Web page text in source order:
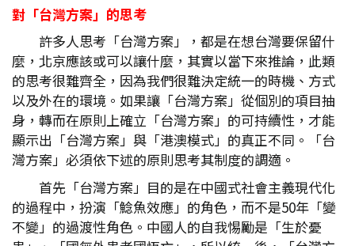
對「台灣方案」的思考
許多人思考「台灣方案」，都是在想台灣要保留什
麼，北京應該或可以讓什麼，其實以當下來推論，此類
的思考很難齊全，因為我們很難決定統一的時機、方式
以及外在的環境。如果讓「台灣方案」從個別的項目抽
身，轉而在原則上確立「台灣方案」的可持續性，才能
顯示出「台灣方案」與「港澳模式」的真正不同。「台
灣方案」必須依下述的原則思考其制度的調適。
首先「台灣方案」目的是在中國式社會主義現代化
的過程中，扮演「鯰魚效應」的角色，而不是50年「變
不變」的過渡性角色。中國人的自我惕勵是「生於憂